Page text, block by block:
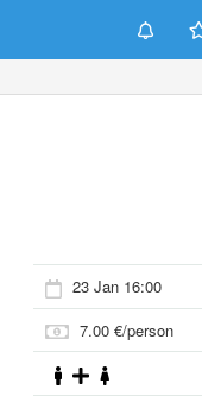
23 Jan 16:00
7.00 €/person